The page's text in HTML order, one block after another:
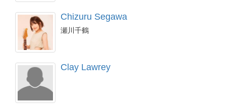
Chizuru Segawa
瀬川千鶴
Clay Lawrey